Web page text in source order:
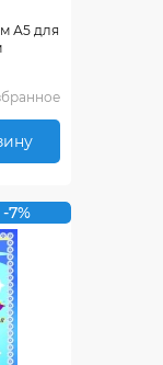
А5 для
-7%